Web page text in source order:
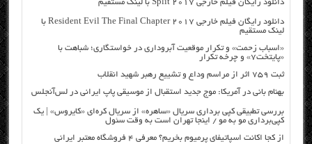
دانلود رایگان فیلم خارجی Split 2017 با لینک مستقیم
دانلود رایگان فیلم خارجی Resident Evil The Final Chapter 2017 با
لینک مستقیم
«اسباب زحمت» و تکرار موقعیت آبروداری در خواستگاری؛ شباهت با
«پایتخت۷» و چرخه تکرار
ثبت ۷۵۹ اثر از مراسم وداع و تشییع رهبر شهید انقلاب
بهنام بانی در آمریکا: موج جدید استقبال از موسیقی پاپ ایرانی در لس‌آنجلس
بررسی تطبیقی کپی برداری سریال «ساهره» از سریال کره‌ای «کایروس» | یک
کپی‌برداری مو به مو / اینجا تهران است به وقت سئول
از کجا اکانت اسپاتیفای پرمیوم بخریم؟ معرفی ۴ فروشگاه معتبر ایرانی